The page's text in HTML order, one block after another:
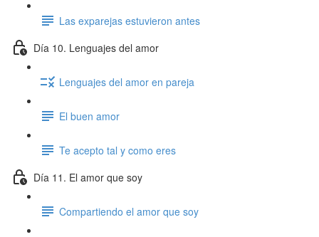
Las exparejas estuvieron antes
Día 10. Lenguajes del amor
Lenguajes del amor en pareja
El buen amor
Te acepto tal y como eres
Día 11. El amor que soy
Compartiendo el amor que soy